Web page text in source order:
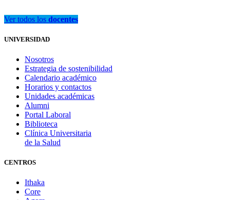
Ver todos los docentes
UNIVERSIDAD
Nosotros
Estrategia de sostenibilidad
Calendario académico
Horarios y contactos
Unidades académicas
Alumni
Portal Laboral
Biblioteca
Clínica Universitaria
de la Salud
CENTROS
Ithaka
Core